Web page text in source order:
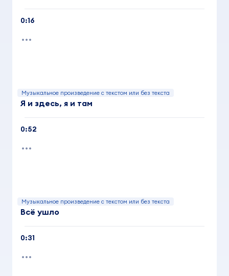
0:16
Музыкальное произведение с текстом или без текста
Я и здесь, я и там
0:52
Музыкальное произведение с текстом или без текста
Всё ушло
0:31